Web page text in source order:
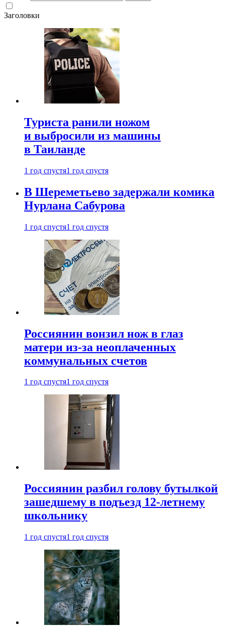
Заголовки
Туриста ранили ножом
и выбросили из машины
в Таиланде
1 год спустя1 год спустя
В Шереметьево задержали комика
Нурлана Сабурова
1 год спустя1 год спустя
Россиянин вонзил нож в глаз
матери из-за неоплаченных
коммунальных счетов
1 год спустя1 год спустя
Россиянин разбил голову бутылкой
зашедшему в подъезд 12-летнему
школьнику
1 год спустя1 год спустя